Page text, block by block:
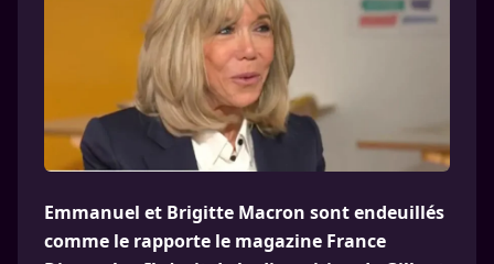
Emmanuel et Brigitte Macron sont endeuillés
comme le rapporte le magazine France